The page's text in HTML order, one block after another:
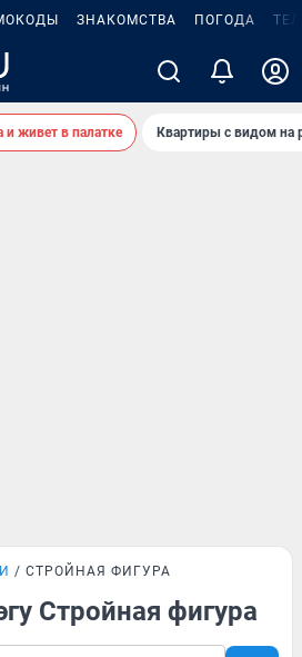
ЗНАКОМСТВА ПОГОДА
и живет в палатке Квартиры с видом на
СТРОЙНАЯ ФИГУРА
Стройная фигура